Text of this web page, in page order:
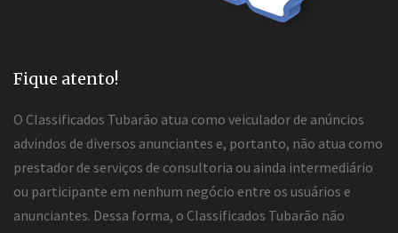
Fique atento!
O Classificados Tubarão atua como veiculador de anúncios
advindos de diversos anunciantes e, portanto, não atua como
prestador de serviços de consultoria ou ainda intermediário
ou participante em nenhum negócio entre os usuários e
anunciantes. Dessa forma, o Classificados Tubarão não